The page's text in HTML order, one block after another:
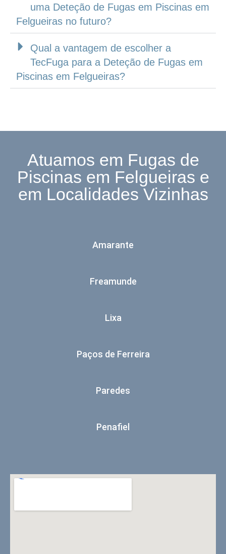
uma Deteção de Fugas em Piscinas em
Felgueiras no futuro?
Qual a vantagem de escolher a
TecFuga para a Deteção de Fugas em
Piscinas em Felgueiras?
Atuamos em Fugas de
Piscinas em Felgueiras e
em Localidades Vizinhas
Amarante
Freamunde
Lixa
Paços de Ferreira
Paredes
Penafiel